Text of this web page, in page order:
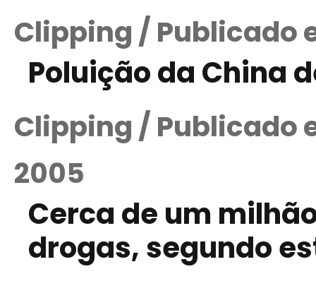
Clipping / Publicado
Poluição da China
Clipping / Publicado
2005
Cerca de um
drogas, segundo